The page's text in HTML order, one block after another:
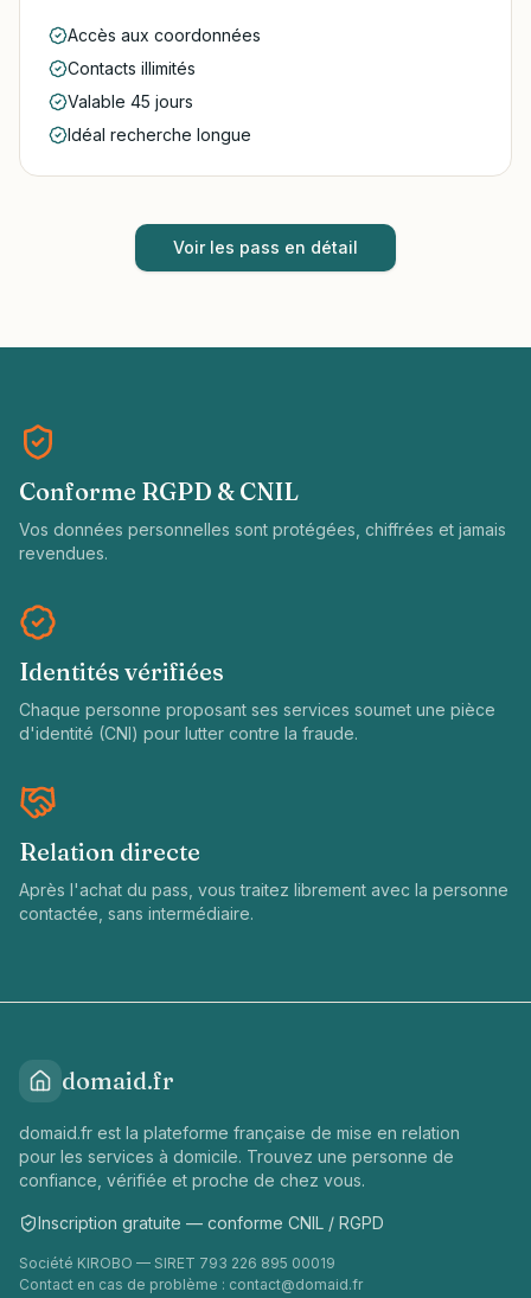
Accès aux coordonnées
Contacts illimités
Valable 45 jours
Idéal recherche longue
Voir les pass en détail
Conforme RGPD & CNIL
Vos données personnelles sont protégées, chiffrées et jamais
revendues.
Identités vérifiées
Chaque personne proposant ses services soumet une pièce
d'identité (CNI) pour lutter contre la fraude.
Relation directe
Après l'achat du pass, vous traitez librement avec la personne
contactée, sans intermédiaire.
domaid.fr
domaid.fr est la plateforme française de mise en relation
pour les services à domicile. Trouvez une personne de
confiance, vérifiée et proche de chez vous.
Inscription gratuite — conforme CNIL / RGPD
Société KIROBO — SIRET 793 226 895 00019
Contact en cas de problème : contact@domaid.fr